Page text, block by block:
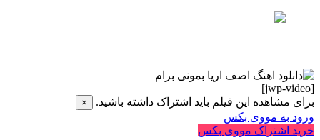
[jwp-video]
برای مشاهده این فیلم باید اشتراک داشته باشید.
×
ورود به مووی بکس
خرید اشتراک مووی بکس